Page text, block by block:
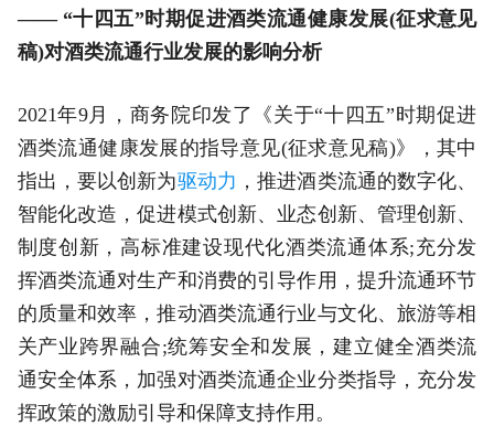
—— “十四五”时期促进酒类流通健康发展(征求意见
稿)对酒类流通行业发展的影响分析
2021年9月，商务院印发了《关于“十四五”时期促进
酒类流通健康发展的指导意见(征求意见稿)》，其中
指出，要以创新为驱动力 ，推进酒类流通的数字化、
智能化改造，促进模式创新、业态创新、管理创新、
制度创新，高标准建设现代化酒类流通体系;充分发
挥酒类流通对生产和消费的引导作用，提升流通环节
的质量和效率，推动酒类流通行业与文化、旅游等相
关产业跨界融合;统筹安全和发展，建立健全酒类流
通安全体系，加强对酒类流通企业分类指导，充分发
挥政策的激励引导和保障支持作用。